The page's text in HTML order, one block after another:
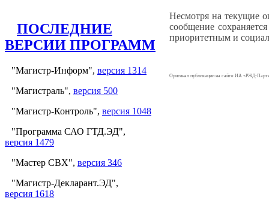
ПОСЛЕДНИЕ
ВЕРСИИ ПРОГРАММ
"Магистр-Информ", версия 1314
"Магистраль", версия 500
"Магистр-Контроль", версия 1048
"Программа САО ГТД.ЭД",
версия 1479
"Мастер СВХ", версия 346
"Магистр-Декларант.ЭД",
версия 1618
Несмотря на текущие
сообщение
приоритетным и
Оригинал публикации на сайте ИА «РЖД-